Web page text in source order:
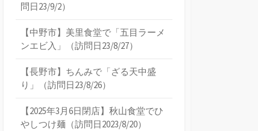
問日23/9/2）
【中野市】美里食堂で「五目ラーメ
ンエビ入」（訪問日23/8/27）
【長野市】ちんみで「ざる天中盛
り」（訪問日23/8/26）
【2025年3月6日閉店】秋山食堂でひ
やしつけ麺（訪問日2023/8/20）